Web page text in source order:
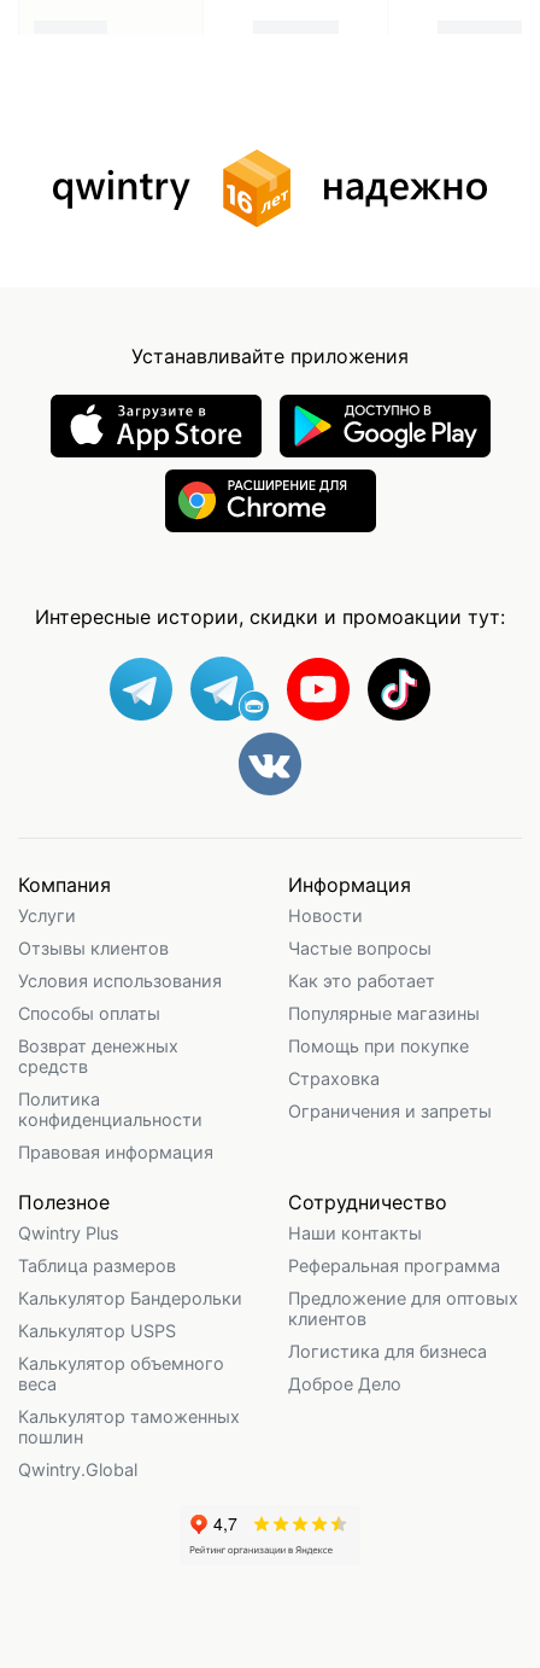
Устанавливайте приложения
Интересные истории, скидки и промоакции тут:
Компания
Услуги
Отзывы клиентов
Условия использования
Способы оплаты
Возврат денежных
средств
Политика
конфиденциальности
Правовая информация
Информация
Новости
Частые вопросы
Как это работает
Популярные магазины
Помощь при покупке
Страховка
Ограничения и запреты
Полезное
Qwintry Plus
Таблица размеров
Калькулятор Бандерольки
Калькулятор USPS
Калькулятор объемного
веса
Калькулятор таможенных
пошлин
Qwintry.Global
Сотрудничество
Наши контакты
Реферальная программа
Предложение для оптовых
клиентов
Логистика для бизнеса
Доброе Дело